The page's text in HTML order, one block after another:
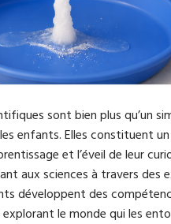
sont bien plus qu’un
enfants. Elles constituent
et l’éveil de leur
aux sciences à travers des
développent des
le monde qui les